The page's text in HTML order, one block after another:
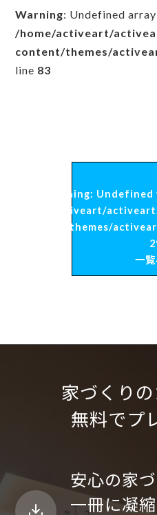
Warning: Undefined
/home/activeart/
content/themes/
line 83
Warning: Undefined
/home/activeart/
content/themes/
一覧
家づくり
無料でプ
安心の家
一冊に凝縮